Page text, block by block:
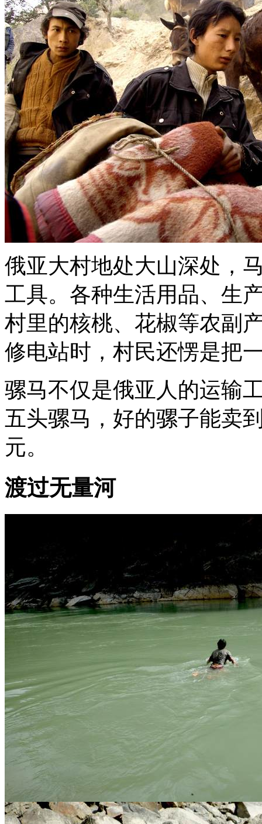
俄亚大村地处大山深处，
工具。各种生活用品、生
村里的核桃、花椒等农副
修电站时，村民还愣是把
骡马不仅是俄亚人的运输
五头骡马，好的骡子能卖
元。
渡过无量河